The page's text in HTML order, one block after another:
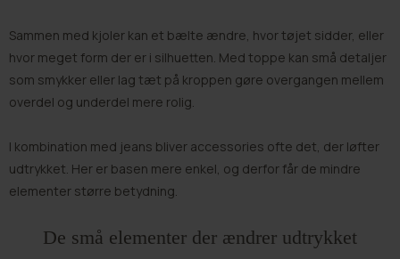
Sammen med kjoler kan et bælte ændre, hvor tøjet sidder, eller
hvor meget form der er i silhuetten. Med toppe kan små detaljer
som smykker eller lag tæt på kroppen gøre overgangen mellem
overdel og underdel mere rolig.
I kombination med jeans bliver accessories ofte det, der løfter
udtrykket. Her er basen mere enkel, og derfor får de mindre
elementer større betydning.
De små elementer der ændrer udtrykket